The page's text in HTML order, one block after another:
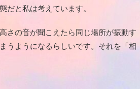
だと私は考えています。
さの音が聞こえたら同じ場所が振動す
うようになるらしいです。それを「相